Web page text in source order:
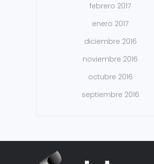
febrero 2017
enero 2017
diciembre 2016
noviembre 2016
octubre 2016
septiembre 2016